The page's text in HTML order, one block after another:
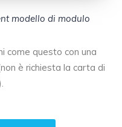
modello di modulo
come questo con una
è richiesta la carta di